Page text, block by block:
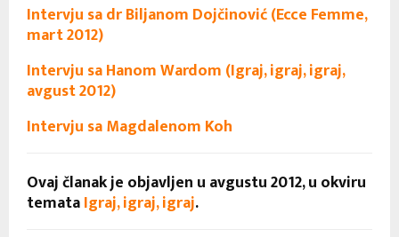
Intervju sa dr Biljanom Dojčinović (Ecce Femme,
mart 2012)
Intervju sa Hanom Wardom (Igraj, igraj, igraj,
avgust 2012)
Intervju sa Magdalenom Koh
Ovaj članak je objavljen u avgustu 2012, u okviru
temataIgraj, igraj, igraj.